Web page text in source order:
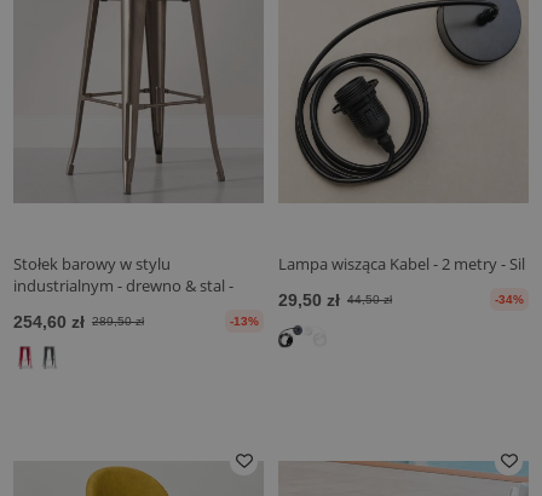
Stołek barowy w stylu
industrialnym - drewno & stal -
254,60 zł 289,50 zł -13%
Lampa wisząca Kabel - 2 metry - Sil
29,50 zł 44,50 zł -34%